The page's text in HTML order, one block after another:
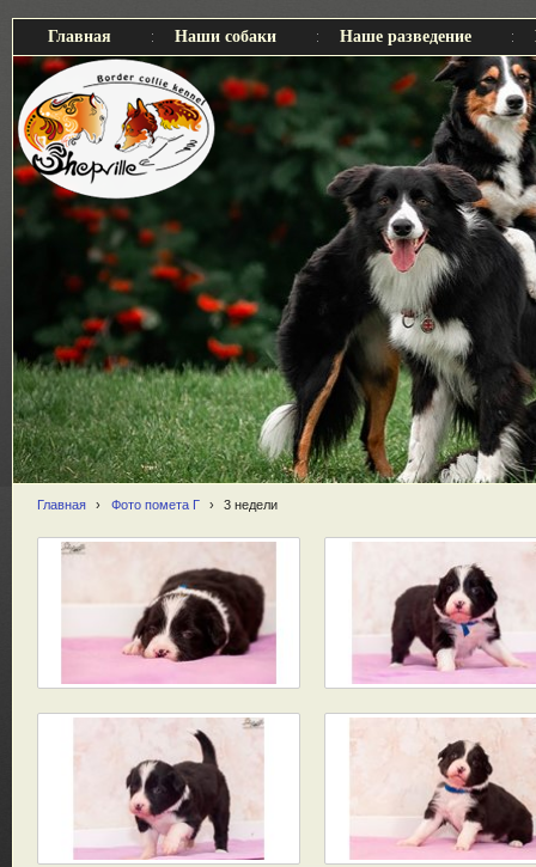
Главная Наши собаки Наше разведение
Главная › Фото помета Г › 3 недели